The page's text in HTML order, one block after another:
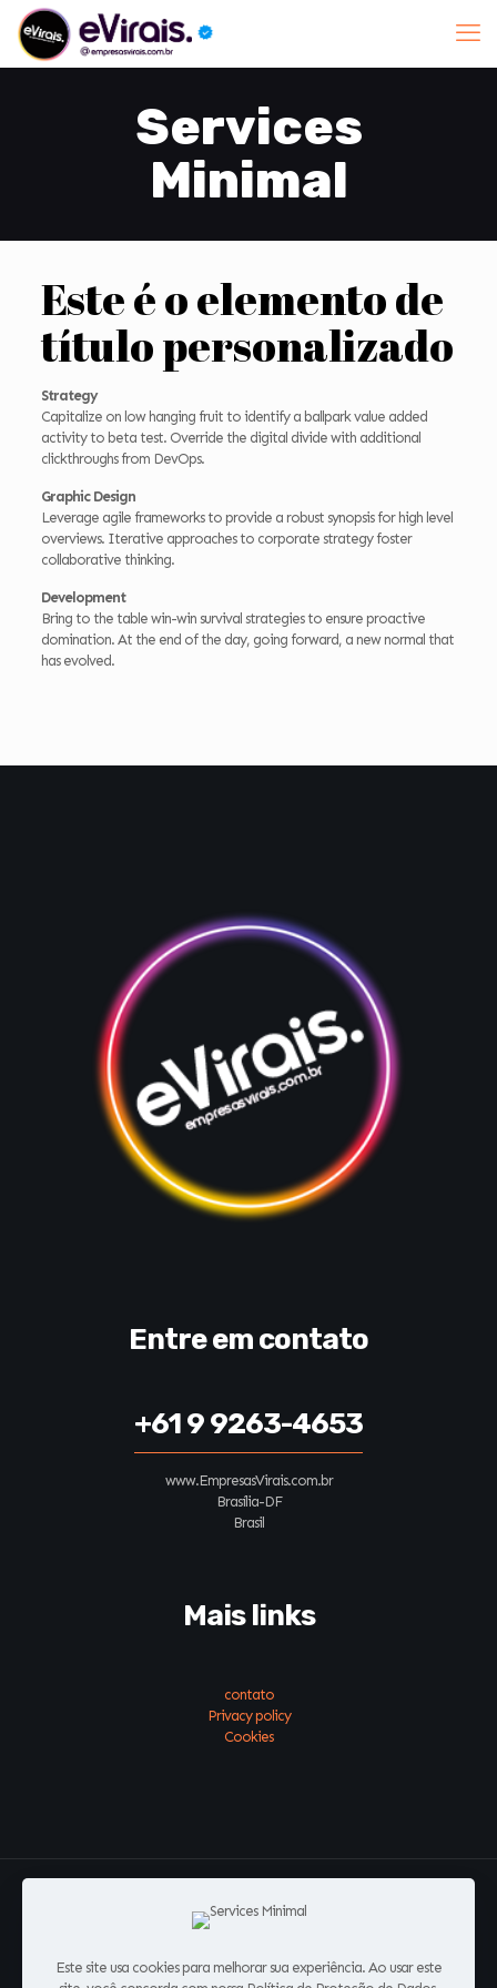
Services
Minimal
Este é o elemento de
título personalizado
Strategy
Capitalize on low hanging fruit to identify a ballpark value added
activity to beta test. Override the digital divide with additional
clickthroughs from DevOps.
Graphic Design
Leverage agile frameworks to provide a robust synopsis for high level
overviews. Iterative approaches to corporate strategy foster
collaborative thinking.
Development
Bring to the table win-win survival strategies to ensure proactive
domination. At the end of the day, going forward, a new normal that
has evolved.
Entre em contato
+61 9 9263-4653
www.EmpresasVirais.com.br
Brasília-DF
Brasil
Mais links
contato
Privacy policy
Cookies
Todos os direitos Reservados | EmpresasVirais - Agência de
Este site usa cookies para melhorar sua experiência. Ao usar este